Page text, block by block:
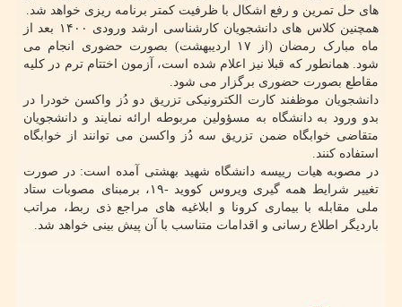
های حل تمرین و رفع اشکال با ظرفیت کمتر برنامه ریزی خواهد شد.
همچنین کلاس های دانشجویان کارشناسی ارشد ورودی ۱۴۰۰ بعد از
ماه مبارک رمضان (از ۱۷ اردیبهشت) بصورت حضوری انجام می
شود. همانطور که قبلا نیز اعلام شده است، آزمون اختتام ترم در کلیه
مقاطع بصورت حضوری برگزار می شود.
دانشجویان موظفند کارت الکترونیکی تزریق دو دُز واکسن خودرا در
بدو ورود به دانشگاه به مسؤولین مربوطه ارائه نمایند و دانشجویان
متقاضی خوابگاه ضمن تزریق سه دُز واکسن می توانند از خوابگاه
استفاده کنند.
در مصوبه هیات رییسه دانشگاه شهید بهشتی آمده است: در صورت
تغییر شرایط همه گیری ویروس کووید -۱۹، برمبنای مصوبات ستاد
ملی مقابله با بیماری کرونا و ابلاغیه های مراجع ذی ربط، مراتب
باردیگر اطلاع رسانی و اقدامات متناسب با آن پیش بینی خواهد شد.